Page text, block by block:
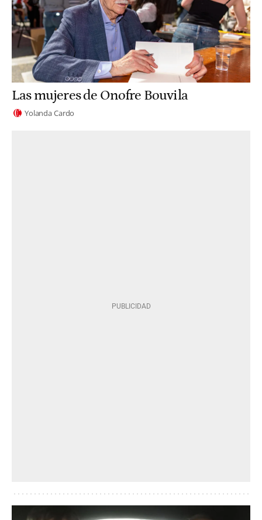
Las mujeres de Onofre Bouvila
Yolanda Cardo